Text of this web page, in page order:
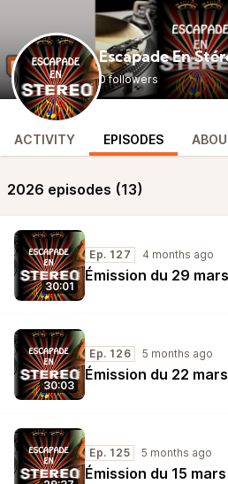
Escapade En
0 followers
ACTIVITY EPISODES
2026 episodes (13)
30:01
Ep. 127 4 months ago
Émission du 29
30:03
Ep. 126 5 months ago
Émission du 22
Ep. 125 5 months ago
Émission du 15